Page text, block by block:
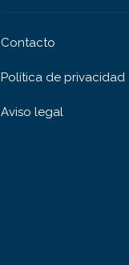
Contacto
Política de privacidad
Aviso legal